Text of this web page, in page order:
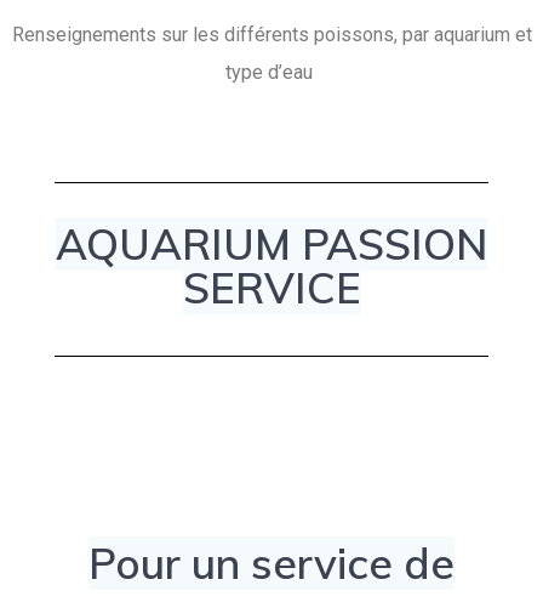
Renseignements sur les différents poissons, par aquarium et
type d’eau
AQUARIUM PASSION
SERVICE
Pour un service de